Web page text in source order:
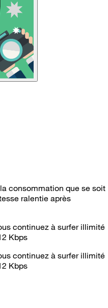
consommation que se soit
ralentie après
continuez à surfer illimité
Kbps
continuez à surfer illimité
Kbps